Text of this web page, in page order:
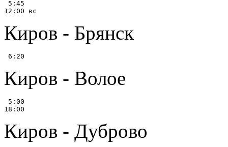
5:45
Киров - Брянск
Киров - Волое
5:00
Киров - Дуброво